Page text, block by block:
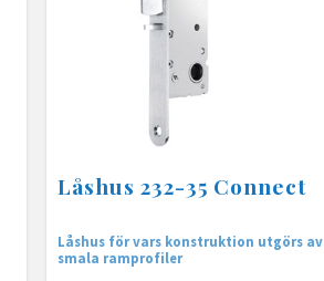
Låshus 232-35 Connect
Låshus för vars konstruktion utgörs av
smala ramprofiler